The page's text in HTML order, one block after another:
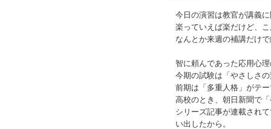
今日の演習は教官が講義
楽っていえば楽だけど、
なんとか来週の補講だけ
智に頼んであった応用心
今期の試験は「やさしさ
前期は「多重人格」がテ
高校のとき、朝日新聞で
シリーズ記事が連載され
い出したから。